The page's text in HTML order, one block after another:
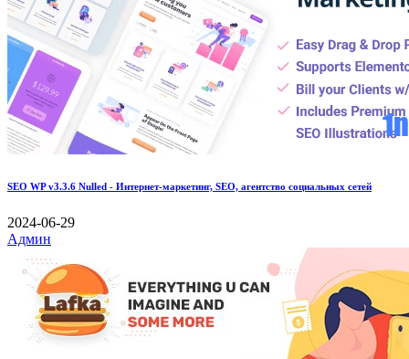
SEO WP v3.3.6 Nulled - Интернет-маркетинг, SEO, агентство социальных сетей
2024-06-29
Админ